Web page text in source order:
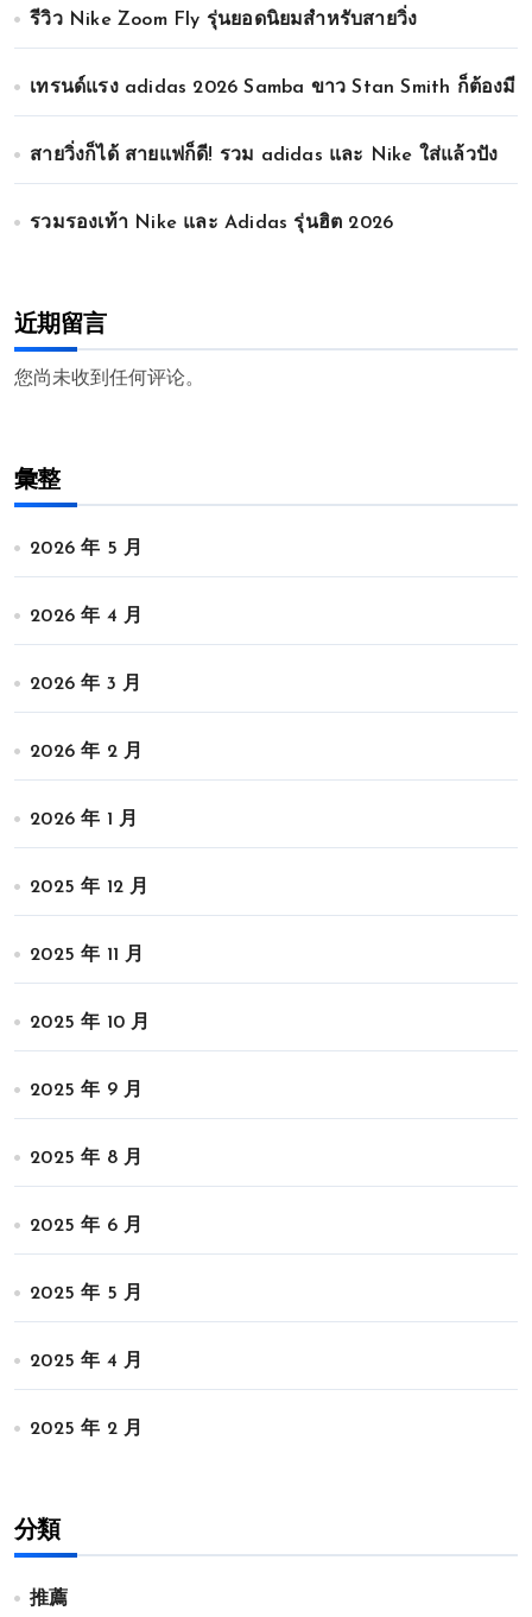
รีวิว Nike Zoom Fly รุ่นยอดนิยมสำหรับสายวิ่ง
เทรนด์แรง adidas 2026 Samba ขาว Stan Smith ก็ต้องมี
สายวิ่งก็ได้ สายแฟก็ดี! รวม adidas และ Nike ใส่แล้วปัง
รวมรองเท้า Nike และ Adidas รุ่นฮิต 2026
近期留言
您尚未收到任何评论。
彙整
2026 年 5 月
2026 年 4 月
2026 年 3 月
2026 年 2 月
2026 年 1 月
2025 年 12 月
2025 年 11 月
2025 年 10 月
2025 年 9 月
2025 年 8 月
2025 年 6 月
2025 年 5 月
2025 年 4 月
2025 年 2 月
分類
推薦